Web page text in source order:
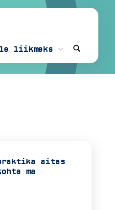
liikmeks
aitas
ma